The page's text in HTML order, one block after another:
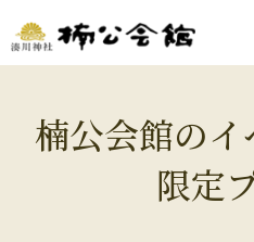
楠公会館の
限定